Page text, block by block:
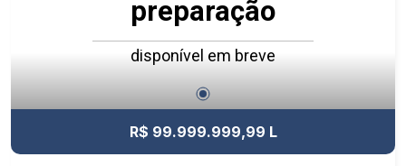
preparação
disponível em breve
R$ 99.999.999,99 L